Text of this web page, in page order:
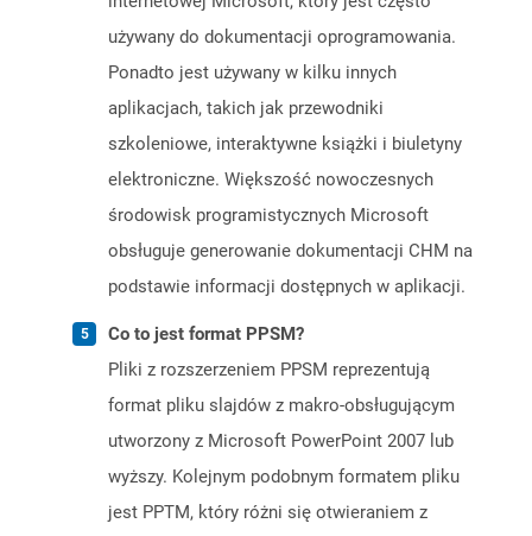
używany do dokumentacji oprogramowania.
Ponadto jest używany w kilku innych
aplikacjach, takich jak przewodniki
szkoleniowe, interaktywne książki i biuletyny
elektroniczne. Większość nowoczesnych
środowisk programistycznych Microsoft
obsługuje generowanie dokumentacji CHM na
podstawie informacji dostępnych w aplikacji.
Co to jest format PPSM?
Pliki z rozszerzeniem PPSM reprezentują
format pliku slajdów z makro-obsługującym
utworzony z Microsoft PowerPoint 2007 lub
wyższy. Kolejnym podobnym formatem pliku
jest PPTM, który różni się otwieraniem z